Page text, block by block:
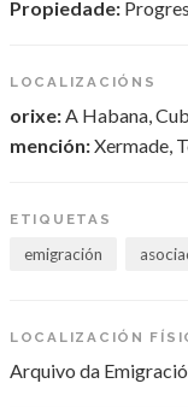
Propiedade:
LOCALIZACIÓNS
orixe:A Habana,
mención:Xermade,
ETIQUETAS
emigración
LOCALIZACIÓN
Arquivo da